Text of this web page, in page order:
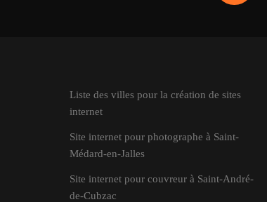
Liste des villes pour la création de sites
internet
Site internet pour photographe à Saint-
Médard-en-Jalles
Site internet pour couvreur à Saint-André-
de-Cubzac